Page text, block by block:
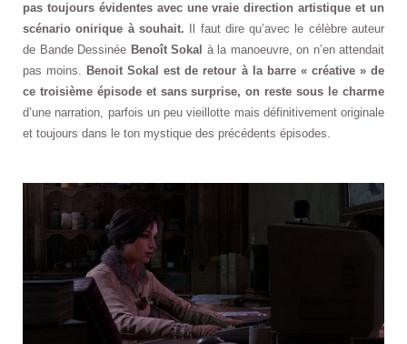
pas toujours évidentes avec une vraie direction artistique et un
scénario onirique à souhait. Il faut dire qu’avec le célèbre auteur
de Bande Dessinée Benoît Sokal à la manoeuvre, on n’en attendait
pas moins. Benoit Sokal est de retour à la barre « créative » de
ce troisième épisode et sans surprise, on reste sous le charme
d’une narration, parfois un peu vieillotte mais définitivement originale
et toujours dans le ton mystique des précédents épisodes.